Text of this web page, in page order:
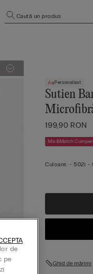
Caută un produs
Personalizat
Sutien
199,90 RON
Mix&Match
Culoare: -502i -
Ghid de mărimi
de
pe